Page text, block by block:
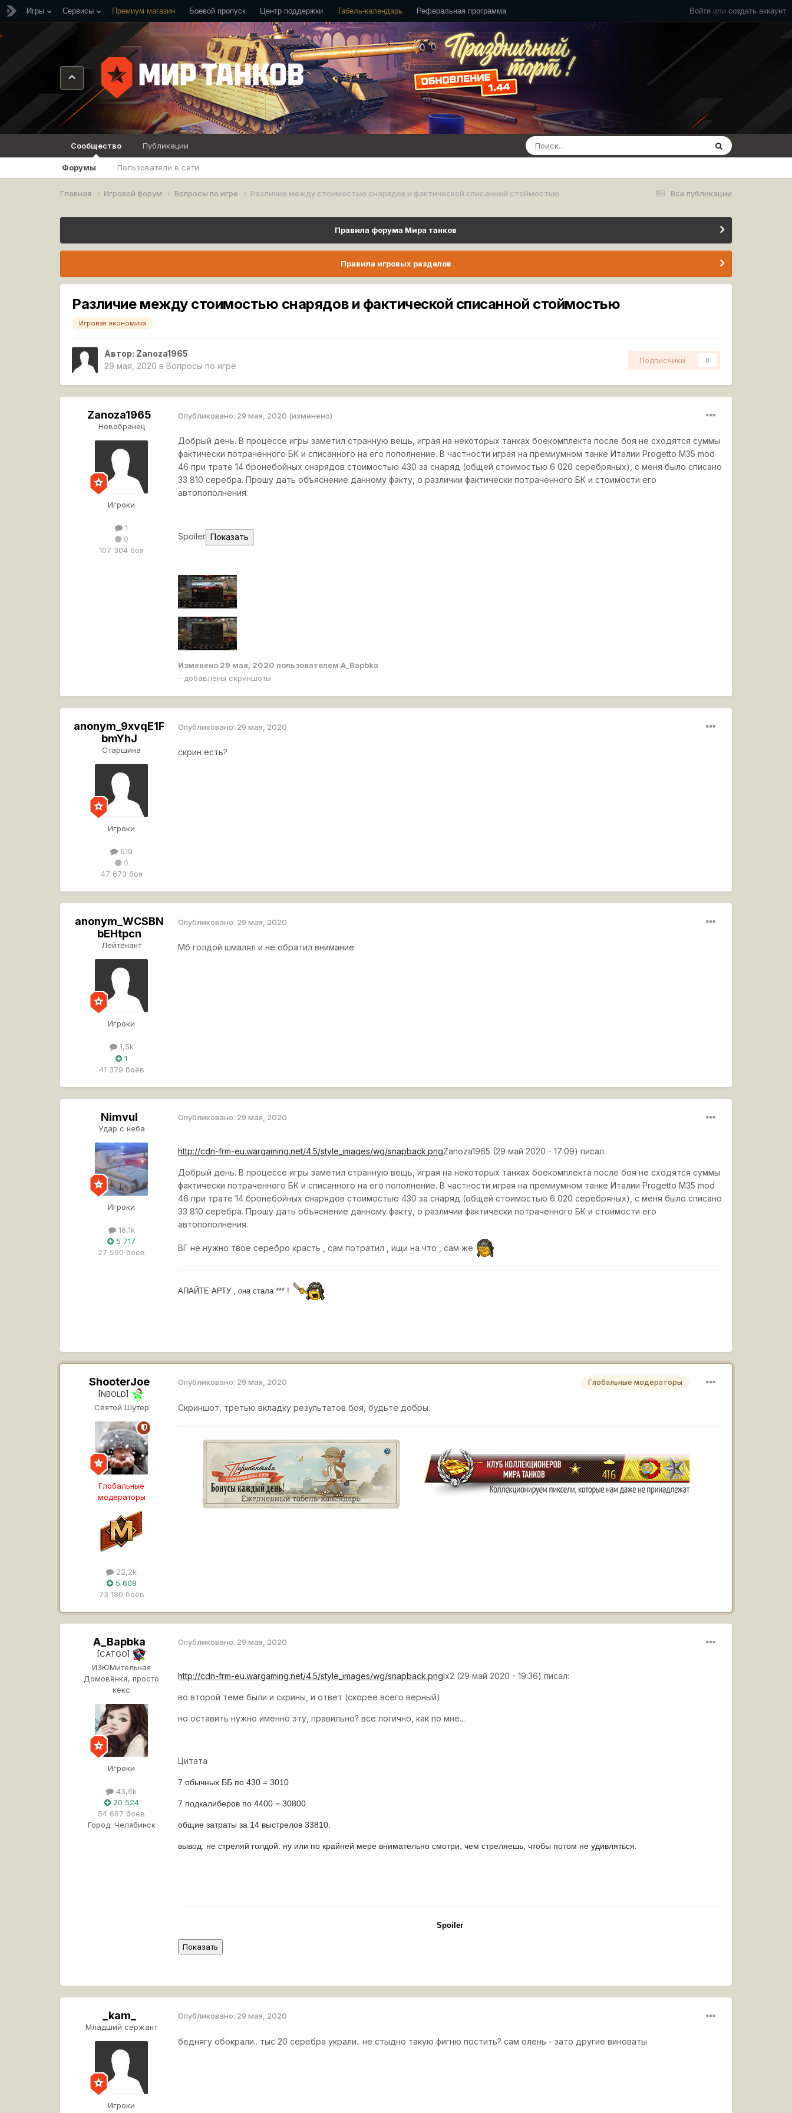
Войти или создать аккаунт
Игры Сервисы Премиум магазин Боевой пропуск Центр поддержки Табель-календарь Реферальная программа
Сообщество
Форумы Пользователи в сети
Публикации
Все публикации
Главная Игровой форум Вопросы по игре Различие между стоимостью снарядов и фактической списанной стоймостью
Правила форума Мира танков
Правила игровых разделов
Различие между стоимостью снарядов и фактической списанной стоймостью
Игровая экономика
Автор: Zanoza1965
29 мая, 2020 в Вопросы по игре
Подписчики 0
Zanoza1965
Новобранец
Игроки
1
0
107 304 боя
Опубликовано: 29 мая, 2020 (изменено)
Добрый день. В процессе игры заметил странную вещь, играя на некоторых танках боекомплекта после боя не сходятся суммы
фактически потраченного БК и списанного на его пополнение. В частности играя на премиумном танке Италии Progetto M35 mod
46 при трате 14 бронебойных снарядов стоимостью 430 за снаряд (общей стоимостью 6 020 серебряных), с меня было списано
33 810 серебра. Прошу дать объяснение данному факту, о различии фактически потраченного БК и стоимости его
автопополнения.
Spoiler
Изменено 29 мая, 2020 пользователем A_Bapbka
- добавлены скриншоты
anonym_9xvqE1F
bmYhJ
Старшина
Игроки
619
0
47 673 боя
Опубликовано: 29 мая, 2020
скрин есть?
anonym_WCSBN
bEHtpcn
Лейтенант
Игроки
1,5k
1
41 379 боёв
Опубликовано: 29 мая, 2020
Мб голдой шмалял и не обратил внимание
Nimvul
Удар с неба
Игроки
16,1k
5 717
27 590 боёв
Опубликовано: 29 мая, 2020
http://cdn-frm-eu.wargaming.net/4.5/style_images/wg/snapback.pngZanoza1965 (29 май 2020 - 17:09) писал:
Добрый день. В процессе игры заметил странную вещь, играя на некоторых танках боекомплекта после боя не сходятся суммы
фактически потраченного БК и списанного на его пополнение. В частности играя на премиумном танке Италии Progetto M35 mod
46 при трате 14 бронебойных снарядов стоимостью 430 за снаряд (общей стоимостью 6 020 серебряных), с меня было списано
33 810 серебра. Прошу дать объяснение данному факту, о различии фактически потраченного БК и стоимости его
автопополнения.
ВГ не нужно твое серебро красть , сам потратил , ищи на что , сам же
АПАЙТЕ АРТУ , она стала *** !
ShooterJoe
[NBOLD]
Святой Шутер
Глобальные
модераторы
22,2k
5 608
73 180 боёв
Глобальные модераторы
Опубликовано: 29 мая, 2020
Скриншот, третью вкладку результатов боя, будьте добры.
A_Bapbka
[CATGO]
ИЗЮМительная
Домовёнка, просто
кекс
Игроки
43,6k
20 524
54 697 боёв
Город: Челябинск
Опубликовано: 29 мая, 2020
http://cdn-frm-eu.wargaming.net/4.5/style_images/wg/snapback.pnglx2 (29 май 2020 - 19:36) писал:
во второй теме были и скрины, и ответ (скорее всего верный)
но оставить нужно именно эту, правильно? все логично, как по мне...
Цитата
7 обычных ББ по 430 = 3010
7 подкалиберов по 4400 = 30800
общие затраты за 14 выстрелов 33810.
вывод: не стреляй голдой. ну или по крайней мере внимательно смотри, чем стреляешь, чтобы потом не удивляться.
Spoiler
_kam_
Младший сержант
Игроки
Опубликовано: 29 мая, 2020
беднягу обокрали.. тыс 20 серебра украли.. не стыдно такую фигню постить? сам олень - зато другие виноваты